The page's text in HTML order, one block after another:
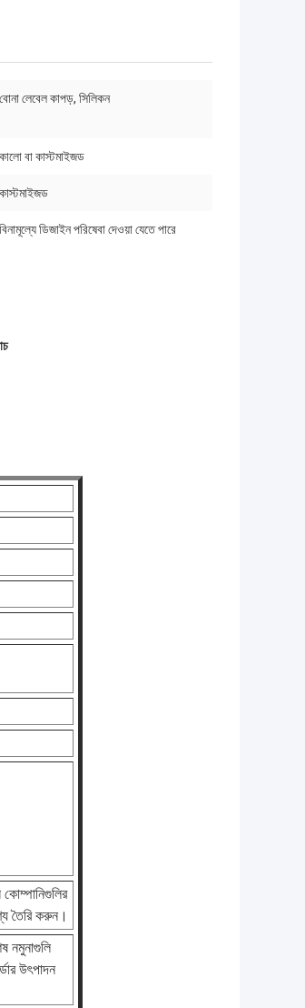
বোনা লেবেল কাপড়, সিলিকন
কালো বা কাস্টমাইজড
কাস্টমাইজড
বিনামূল্যে ডিজাইন পরিষেবা দেওয়া যেতে পারে
তৈরি করুন।
নমুনাগুলি
উৎপাদন